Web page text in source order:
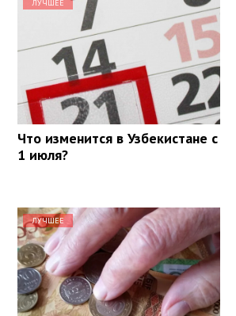
ЛУЧШЕЕ
Что изменится в Узбекистане с
1 июля?
ЛУЧШЕЕ